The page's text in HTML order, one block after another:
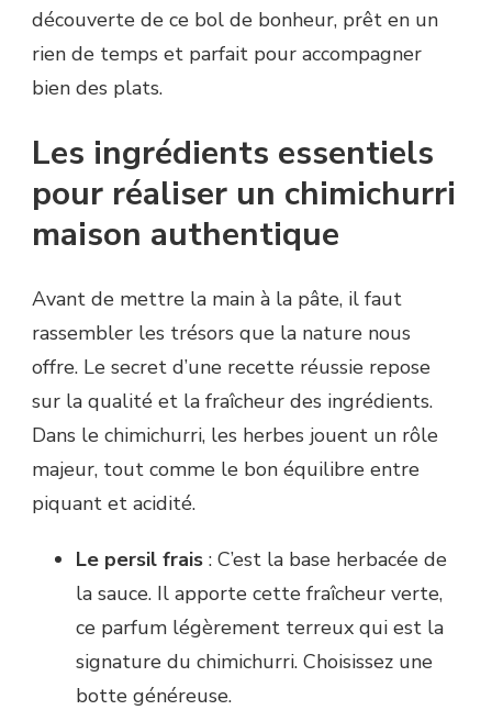
découverte de ce bol de bonheur, prêt en un
rien de temps et parfait pour accompagner
bien des plats.
Les ingrédients essentiels
pour réaliser un chimichurri
maison authentique
Avant de mettre la main à la pâte, il faut
rassembler les trésors que la nature nous
offre. Le secret d’une recette réussie repose
sur la qualité et la fraîcheur des ingrédients.
Dans le chimichurri, les herbes jouent un rôle
majeur, tout comme le bon équilibre entre
piquant et acidité.
Le persil frais : C’est la base herbacée de
la sauce. Il apporte cette fraîcheur verte,
ce parfum légèrement terreux qui est la
signature du chimichurri. Choisissez une
botte généreuse.